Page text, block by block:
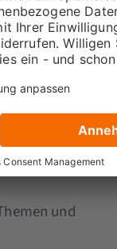
Podcasts
Personal
Zielgruppe.
lohnen sich
Zielgruppe
und